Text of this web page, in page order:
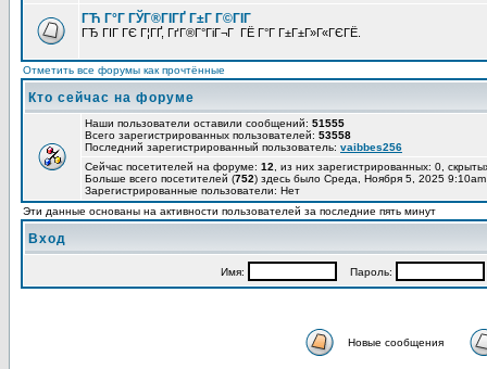
ГЋ Г°Г ГЎГ®ГІГҐ Г±Г Г©ГІГ
ГЂ ГІГ ГЄ Г¦ГҐ, ГґГ®Г°ГіГ¬Г ГЁ Г°Г Г±Г±Г»Г«ГЄГЁ.
Отметить все форумы как прочтённые
Кто сейчас на форуме
Наши пользователи оставили сообщений: 51555
Всего зарегистрированных пользователей: 53558
Последний зарегистрированный пользователь: vaibbes256
Сейчас посетителей на форуме: 12 , из них зарегистрированных: 0,
Больше всего посетителей (752) здесь было Среда, Ноября 5, 2025 9:10am
Зарегистрированные пользователи: Нет
Эти данные основаны на активности пользователей за последние пять минут
Вход
Имя: Пароль:
Новые сообщения